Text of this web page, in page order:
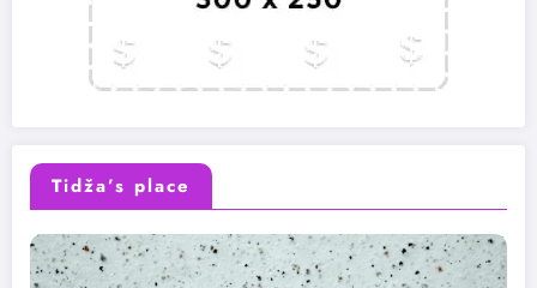
Tidža’s place